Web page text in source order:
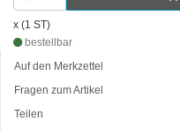
x (1 ST)
bestellbar
Auf den Merkzettel
Fragen zum Artikel
Teilen